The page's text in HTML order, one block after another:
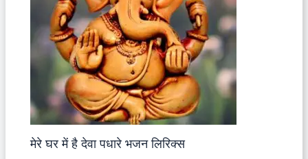
मेरे घर में है देवा पधारे भजन लिरिक्स